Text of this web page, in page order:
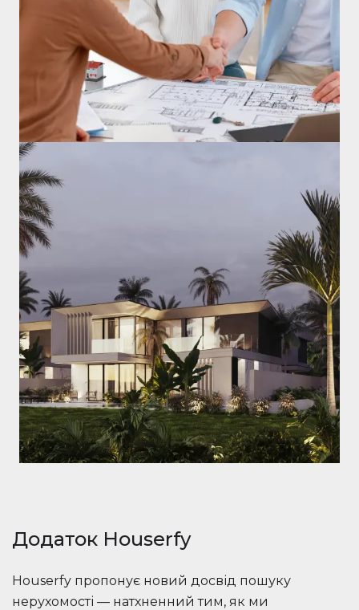
Додаток Houserfy
Houserfy пропонує новий досвід пошуку
нерухомості — натхненний тим, як ми